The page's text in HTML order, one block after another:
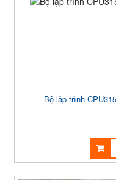
Bộ lập trình